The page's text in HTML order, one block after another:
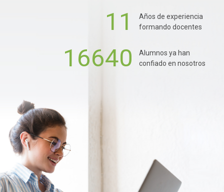
11
Años de experiencia
formando docentes
16640
Alumnos ya han
confiado en nosotros